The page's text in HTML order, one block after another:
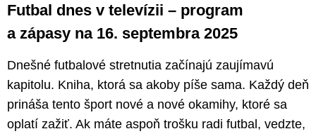
Futbal dnes v televízii – program
a zápasy na 16. septembra 2025
Dnešné futbalové stretnutia začínajú zaujímavú
kapitolu. Kniha, ktorá sa akoby píše sama. Každý deň
prináša tento šport nové a nové okamihy, ktoré sa
oplatí zažiť. Ak máte aspoň trošku radi futbal, vedzte,